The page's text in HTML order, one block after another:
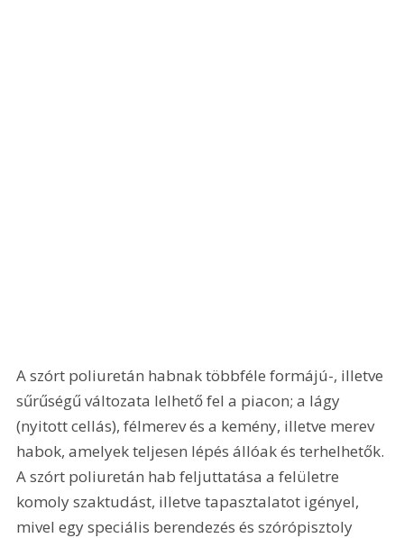
A szórt poliuretán habnak többféle formájú-, illetve
sűrűségű változata lelhető fel a piacon; a lágy
(nyitott cellás), félmerev és a kemény, illetve merev
habok, amelyek teljesen lépés állóak és terhelhetők.
A szórt poliuretán hab feljuttatása a felületre
komoly szaktudást, illetve tapasztalatot igényel,
mivel egy speciális berendezés és szórópisztoly